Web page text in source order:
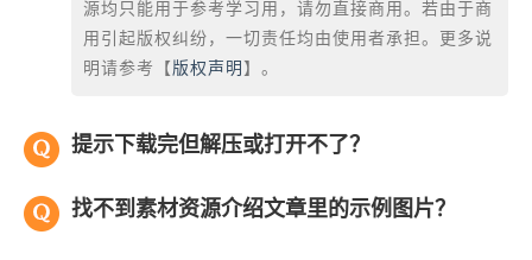
源均只能用于参考学习用，请勿直接商用。若由于商
用引起版权纠纷，一切责任均由使用者承担。更多说
明请参考【 版权声明 】。
提示下载完但解压或打开不了？
找不到素材资源介绍文章里的示例图片？